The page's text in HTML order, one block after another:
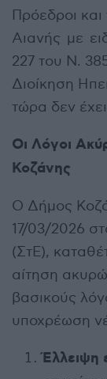
Πρόεδροι
Αιανής με
227 του Ν.
Διοίκηση
τώρα δεν
Οι Λόγοι
Κοζάνης
Ο Δήμος
17/03/2026
(ΣτΕ),
αίτηση
βασικούς
υποχρέωση
Έλλειψη